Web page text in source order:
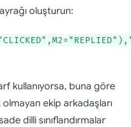
oluşturun:
kullanıyorsa, buna göre
ekip arkadaşları
dilli sınıflandırmalar